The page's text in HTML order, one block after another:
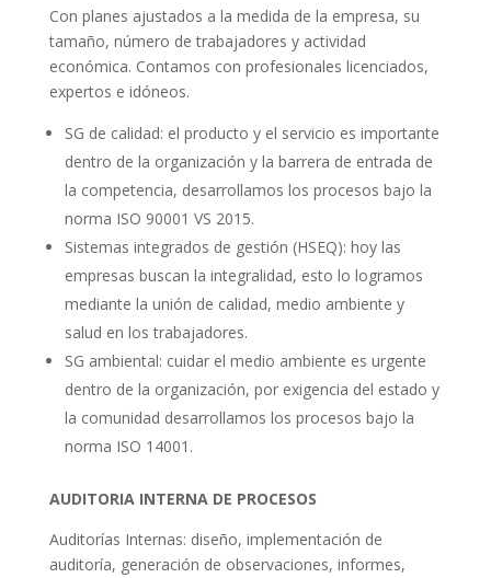
Con planes ajustados a la medida de la empresa, su
tamaño, número de trabajadores y actividad
económica. Contamos con profesionales licenciados,
expertos e idóneos.
SG de calidad: el producto y el servicio es importante
dentro de la organización y la barrera de entrada de
la competencia, desarrollamos los procesos bajo la
norma ISO 90001 VS 2015.
Sistemas integrados de gestión (HSEQ): hoy las
empresas buscan la integralidad, esto lo logramos
mediante la unión de calidad, medio ambiente y
salud en los trabajadores.
SG ambiental: cuidar el medio ambiente es urgente
dentro de la organización, por exigencia del estado y
la comunidad desarrollamos los procesos bajo la
norma ISO 14001.
AUDITORIA INTERNA DE PROCESOS
Auditorías Internas: diseño, implementación de
auditoría, generación de observaciones, informes,